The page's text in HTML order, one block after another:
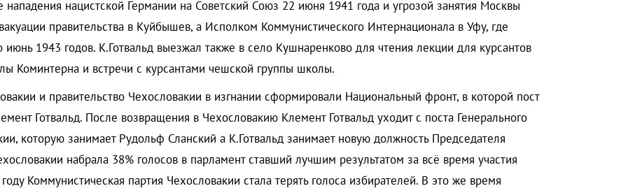
нацистской Германии на Советский Союз 22 июня 1941 года и угрозой занятия Москвы
правительства в Куйбышев, а Исполком Коммунистического Интернационала в Уфу, где
1943 годов. К.Готвальд выезжал также в село Кушнаренково для чтения лекции для курсантов
Коминтерна и встречи с курсантами чешской группы школы.
и правительство Чехословакии в изгнании сформировали Национальный фронт, в которой пост
Готвальд. После возвращения в Чехословакию Клемент Готвальд уходит с поста Генерального
которую занимает Рудольф Сланский а К.Готвальд занимает новую должность Председателя
набрала 38% голосов в парламент ставший лучшим результатом за всё время участия
Коммунистическая партия Чехословакии стала терять голоса избирателей. В это же время